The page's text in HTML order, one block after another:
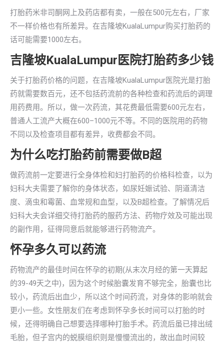
打胎药米非司酮网上及药店都有卖，一般在500元左右，厂家
不一样价格也有所差异。在吉隆坡KualaLumpur购买打胎药的
话可能需要1000左右。
吉隆坡KualaLumpur医院打胎药多少钱
关于打胎药价格的问题，在吉隆坡KualaLumpur医院光是打胎
药就需要数百元，还不包括药流前的各种检查和药流后的调理
用药费用。所以，做一次药流，其花费最低需要600元左右，
普通人工流产大概在600–1000元不等。不同的医院用的药物
不同以及检查项目都有差异，收费都会不同。
为什么吃打胎药前需要做B超
做药流前一定要进行全身体检和妇打胎药的价格科检查，以为
妇科大夫需要了解你的身体状态，如尿妊娠试验、阴道清洁
度、滴虫和霉菌、血常规和血型，以及B超检查。了解情况后
妇科大夫会详细交待打胎药的服药方法、药物疗效及可能出现
的副作用，征得同意后就能够进行药物流产。
怀孕多久可以药流
药物流产的最佳时间在怀孕的初期(从末次月经的第一天算起
的39-49天之中)，因为这个时候胎囊发育不够完全，胎囊也比
较小，药流后出血少，所以这个时间药流，对身体的影响就会
更小一些。女性朋友们在考虑到怀孕多长时间可以打胎的时
候，还得明确自己想要选择哪种打胎手术。药流后虽已排出绒
毛胎，但子宫内的蜕膜组织则是慢慢流出的，故出血时间较